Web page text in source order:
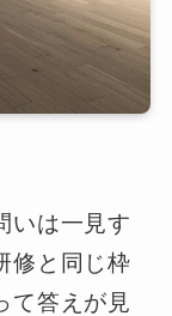
いは一見す
修と同じ枠
て答えが見